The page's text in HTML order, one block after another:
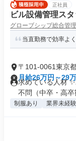
正社員
ビル設備管理スタ
グローブシップ総合管
当直勤務で効率よ
〒101-0061東京
月給26万円～29
求めている人材
不問（中卒・高卒
制服あり 業界未経